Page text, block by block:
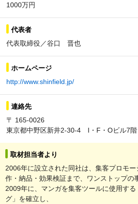
1000万円
代表者
代表取締役／谷口 晋也
ホームページ
http://www.shinfield.jp/
連絡先
〒 165-0026
東京都中野区新井2-30-4 I・F・Oビル7階
取材担当者より
2006年に設立された同社は、集客プロモ
作・納品・効果検証まで、ワンストップの
2009年に、マンガを集客ツールに使用す
グ」を確立し、